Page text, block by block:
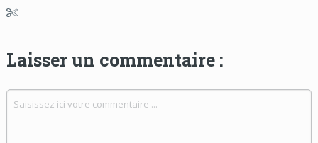
Laisser un commentaire :